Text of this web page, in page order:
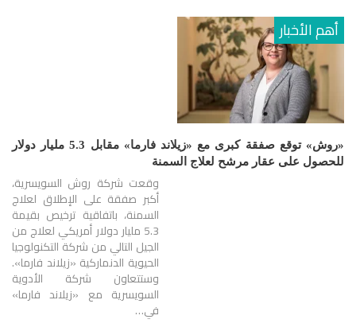
أهم الأخبار
«روش» توقع صفقة كبرى مع «زيلاند فارما» مقابل 5.3 مليار دولار
للحصول على عقار مرشح لعلاج السمنة
وقعت شركة روش السويسرية،
أكبر صفقة على الإطلاق لعلاج
السمنة، باتفاقية ترخيص بقيمة
5.3 مليار دولار أمريكي لعلاج من
الجيل التالي من شركة التكنولوجيا
الحيوية الدنماركية «زيلاند فارما».
وستتعاون شركة الأدوية
السويسرية مع «زيلاند فارما»
في…